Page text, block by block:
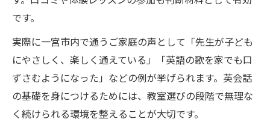
です。
実際に一宮市内で通うご家庭の声として「先生が子ども
にやさしく、楽しく通えている」「英語の歌を家でも口
ずさむようになった」などの例が挙げられます。英会話
の基礎を身につけるためには、教室選びの段階で無理な
く続けられる環境を整えることが大切です。